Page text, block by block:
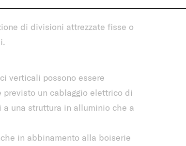
di divisioni attrezzate fisse o
verticali possono essere
un cablaggio elettrico di
a una struttura in alluminio che a
in abbinamento alla boiserie